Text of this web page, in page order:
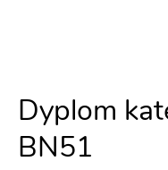
Dyplom
BN51